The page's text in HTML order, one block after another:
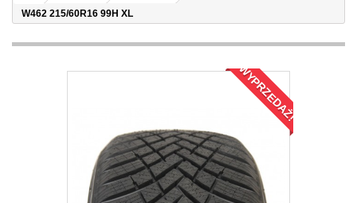
W462 215/60R16 99H XL
WYPRZEDAŻ!